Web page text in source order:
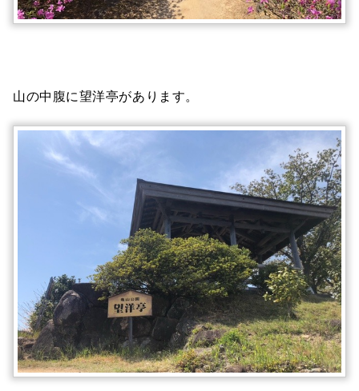
山の中腹に望洋亭があります。